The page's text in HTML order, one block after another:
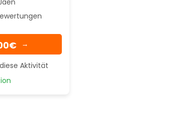
→
Aktivität